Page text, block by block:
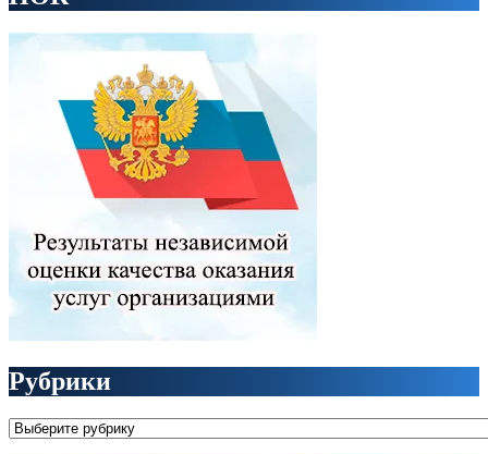
Рубрики
Рубрики